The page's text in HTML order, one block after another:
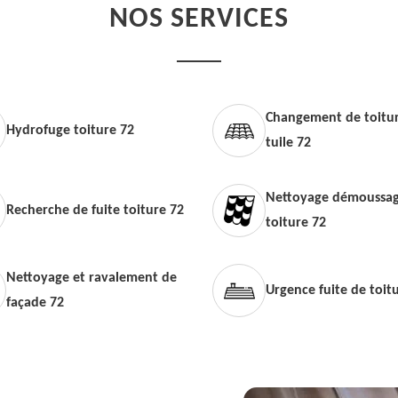
NOS SERVICES
Hydrofuge toiture 72
Changement de
tuile 72
Recherche de fuite toiture 72
Nettoyage
toiture 72
Nettoyage et ravalement de
façade 72
Urgence fuite de